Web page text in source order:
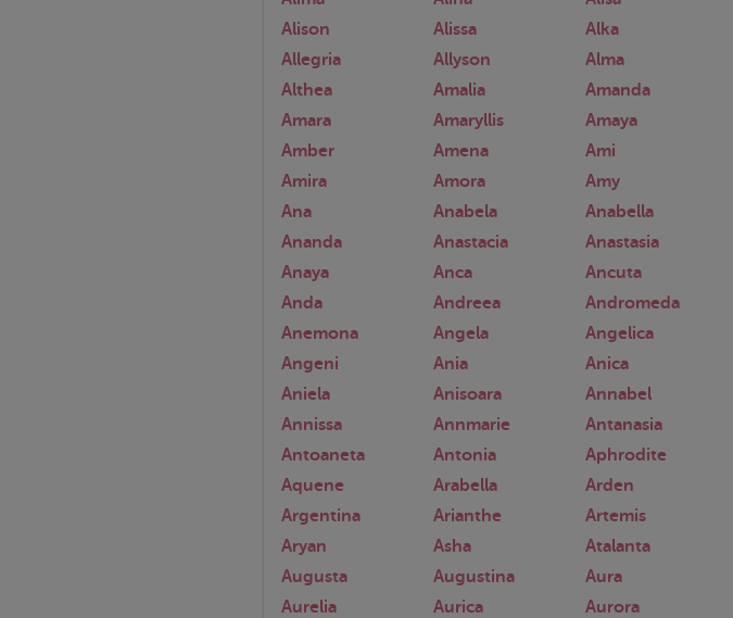
Alison
Alissa
Alka
Allegria
Allyson
Alma
Althea
Amalia
Amanda
Amara
Amaryllis
Amaya
Amber
Amena
Ami
Amira
Amora
Amy
Ana
Anabela
Anabella
Ananda
Anastacia
Anastasia
Anaya
Anca
Ancuta
Anda
Andreea
Andromeda
Anemona
Angela
Angelica
Angeni
Ania
Anica
Aniela
Anisoara
Annabel
Annissa
Annmarie
Antanasia
Antoaneta
Antonia
Aphrodite
Aquene
Arabella
Arden
Argentina
Arianthe
Artemis
Aryan
Asha
Atalanta
Augusta
Augustina
Aura
Aurelia
Aurica
Aurora